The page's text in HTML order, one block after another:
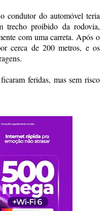
condutor do automóvel teria
trecho proibido da rodovia,
com uma carreta. Após o
cerca de 200 metros, e os
feridas, mas sem risco